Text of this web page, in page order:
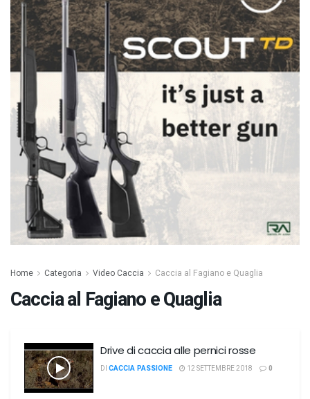
Home Categoria Video Caccia Caccia al Fagiano e Quaglia
Caccia al Fagiano e Quaglia
Drive di caccia alle pernici rosse
DI CACCIA PASSIONE 12 SETTEMBRE 2018 0